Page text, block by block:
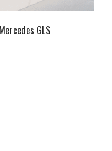
GLS